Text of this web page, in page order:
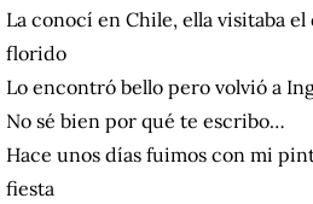
La conocí en Chile, ella visitaba
florido
Lo encontró bello pero volvió a
No sé bien por qué te escribo…
Hace unos días fuimos con mi
fiesta